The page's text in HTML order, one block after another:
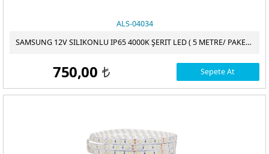
ALS-04034
SAMSUNG 12V SILIKONLU IP65 4000K ŞERIT LED ( 5 METRE/ PAKET )
750,00 t Sepete At